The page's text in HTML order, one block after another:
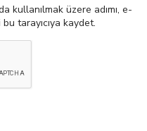
kullanılmak üzere adımı, e-
tarayıcıya kaydet.